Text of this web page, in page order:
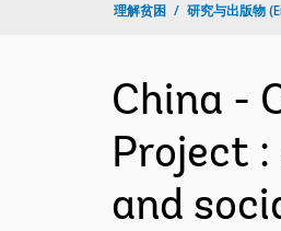
理解贫困 研究与出版物
China -
Project
and